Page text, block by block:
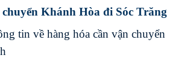
Khánh Hòa đi Sóc Trăng
tin về hàng hóa cần vận chuyển